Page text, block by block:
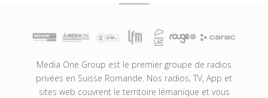
Media One Group est le premier groupe de radios
privées en Suisse Romande. Nos radios, TV, App et
sites web couvrent le territoire lémanique et vous